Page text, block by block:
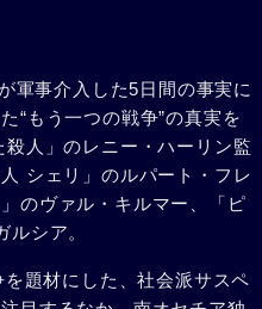
スチャンは、離れ離れにな
の無差別虐殺を目撃、戦争
が、オセチア軍によって身
界に伝えるため、アンダー
軍事介入した5日間の事実に
“もう一つの戦争”の真実を
人」のレニー・ハーリン監
シェリ」のルパート・フレ
のヴァル・キルマー、「ピ
シア。
題材にした、社会派サスペ